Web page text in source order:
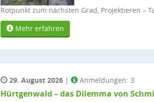
Rotpunkt zum nächsten Grad, Projektieren –
Mehr erfahren
29. August 2026 | Anmeldungen: 3
Hürtgenwald – das Dilemma von